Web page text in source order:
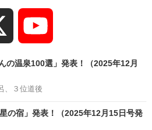
Channel
の温泉100選」発表！（2025年12月
、３位道後
の宿」発表！（2025年12月15日号発